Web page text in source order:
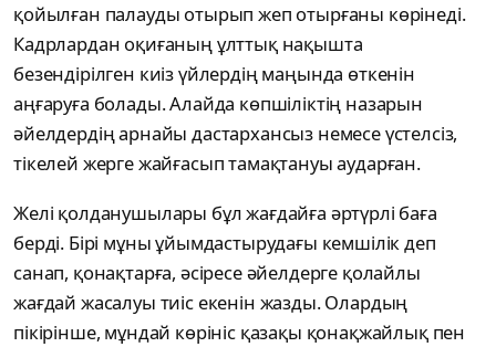
қойылған палауды отырып жеп отырғаны көрінеді.
Кадрлардан оқиғаның ұлттық нақышта
безендірілген киіз үйлердің маңында өткенін
аңғаруға болады. Алайда көпшіліктің назарын
әйелдердің арнайы дастархансыз немесе үстелсіз,
тікелей жерге жайғасып тамақтануы аударған.
Желі қолданушылары бұл жағдайға әртүрлі баға
берді. Бірі мұны ұйымдастырудағы кемшілік деп
санап, қонақтарға, әсіресе әйелдерге қолайлы
жағдай жасалуы тиіс екенін жазды. Олардың
пікірінше, мұндай көрініс қазақы қонақжайлық пен